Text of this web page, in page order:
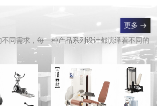
更多
同需求，每一种产品系列设计都演绎着不同的
健身房力量健身器材